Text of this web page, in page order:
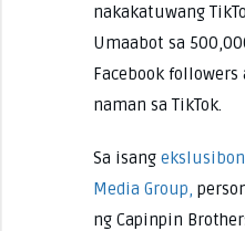
nakakatuwang
Umaabot sa
Facebook
naman sa TikTok.
Sa isang
Media Group,
ng Capinpin